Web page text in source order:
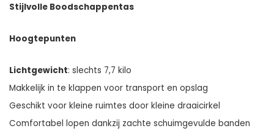
Stijlvolle Boodschappentas
Hoogtepunten
Lichtgewicht: slechts 7,7 kilo
Makkelijk in te klappen voor transport en opslag
Geschikt voor kleine ruimtes door kleine draaicirkel
Comfortabel lopen dankzij zachte schuimgevulde banden